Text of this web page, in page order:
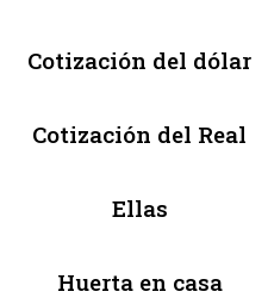
Cotización del dólar
Cotización del Real
Ellas
Huerta en casa